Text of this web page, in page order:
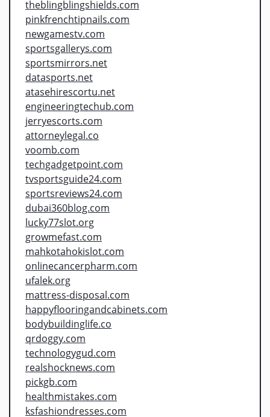
theblingblingshields.com
pinkfrenchtipnails.com
newgamestv.com
sportsgallerys.com
sportsmirrors.net
datasports.net
atasehirescortu.net
engineeringtechub.com
jerryescorts.com
attorneylegal.co
voomb.com
techgadgetpoint.com
tvsportsguide24.com
sportsreviews24.com
dubai360blog.com
lucky77slot.org
growmefast.com
mahkotahokislot.com
onlinecancerpharm.com
ufalek.org
mattress-disposal.com
happyflooringandcabinets.com
bodybuildinglife.co
qrdoggy.com
technologygud.com
realshocknews.com
pickgb.com
healthmistakes.com
ksfashiondresses.com